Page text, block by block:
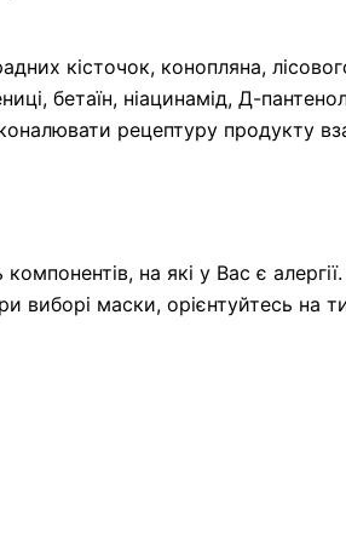
кісточок, конопляна,
бетаїн, ніацинамід, Д-
рецептуру продукту
на які у Вас є алергії.
виборі маски, орієнтуйтесь на